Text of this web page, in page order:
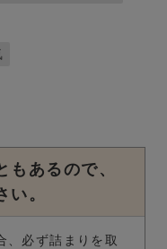
あるので、
。
必ず詰まりを取